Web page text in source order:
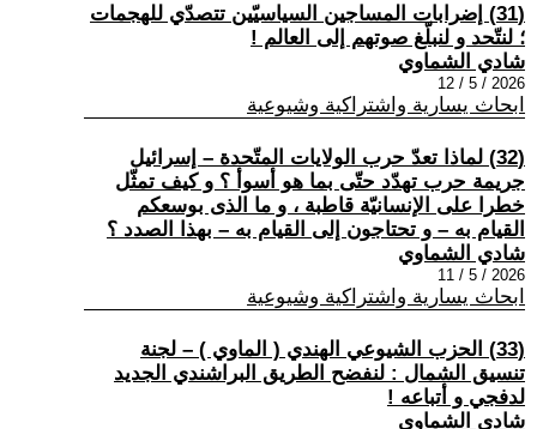
(31) إضرابات المساجين السياسيّين تتصدّي للهجمات
؛ لنتّحد و لنبلّغ صوتهم إلى العالم !
شادي الشماوي
2026 / 5 / 12
ابحاث يسارية واشتراكية وشيوعية
(32) لماذا تعدّ حرب الولايات المتّحدة – إسرائيل
جريمة حرب تهدّد حتّى بما هو أسوأ ؟ و كيف تمثّل
خطرا على الإنسانيّة قاطبة ، و ما الذى بوسعكم
القيام به – و تحتاجون إلى القيام به – بهذا الصدد ؟
شادي الشماوي
2026 / 5 / 11
ابحاث يسارية واشتراكية وشيوعية
(33) الحزب الشيوعي الهندي ( الماوي ) – لجنة
تنسيق الشمال : لنفضح الطريق البراشندي الجديد
لدفجي و أتباعه !
شادي الشماوي